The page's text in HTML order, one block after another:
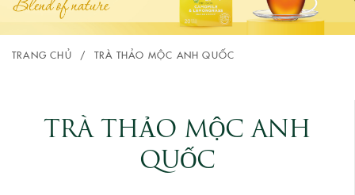
TRANG CHỦ / TRÀ THẢO MỘC ANH QUỐC
TRÀ THẢO MỘC ANH
QUỐC